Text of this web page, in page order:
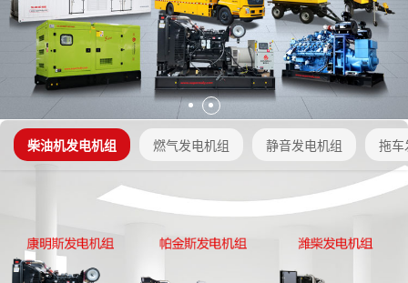
柴油机发电机组 燃气发电机组 静音发电机组 拖车